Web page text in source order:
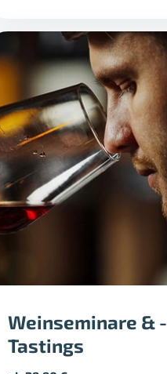
Weinseminare & -
Tastings